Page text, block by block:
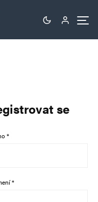
se
*
*